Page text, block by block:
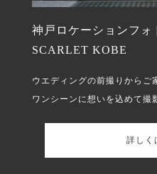
神戸ロケーションフォ
SCARLET KOBE
ウエディングの前撮りからご
ワンシーンに想いを込めて撮
詳しく